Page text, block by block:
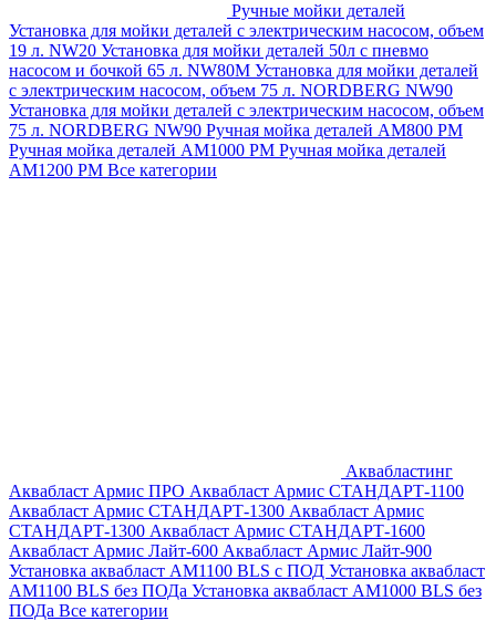
Ручные мойки деталей
Установка для мойки деталей с электрическим насосом, объем
19 л. NW20 Установка для мойки деталей 50л с пневмо
насосом и бочкой 65 л. NW80M Установка для мойки деталей
с электрическим насосом, объем 75 л. NORDBERG NW90
Установка для мойки деталей с электрическим насосом, объем
75 л. NORDBERG NW90 Ручная мойка деталей АМ800 РМ
Ручная мойка деталей АМ1000 РМ Ручная мойка деталей
АМ1200 РМ Все категории
Аквабластинг
Аквабласт Армис ПРО Аквабласт Армис СТАНДАРТ-1100
Аквабласт Армис СТАНДАРТ-1300 Аквабласт Армис
СТАНДАРТ-1300 Аквабласт Армис СТАНДАРТ-1600
Аквабласт Армис Лайт-600 Аквабласт Армис Лайт-900
Установка аквабласт AM1100 BLS с ПОД Установка аквабласт
AM1100 BLS без ПОДа Установка аквабласт AM1000 BLS без
ПОДа Все категории